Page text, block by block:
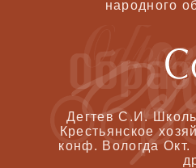
Дегтев С.И.
Крестьянское
конф. Вологда
народного